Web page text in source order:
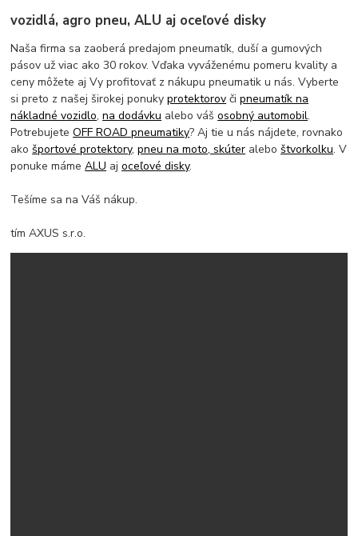
vozidlá, agro pneu, ALU aj oceľové disky
Naša firma sa zaoberá predajom pneumatík, duší a gumových
pásov už viac ako 30 rokov. Vďaka vyváženému pomeru kvality a
ceny môžete aj Vy profitovať z nákupu pneumatik u nás. Vyberte
si preto z našej širokej ponukyprotektorov čipneumatík na
nákladné vozidlo,na dodávku alebo vášosobný automobil.
PotrebujeteOFF ROAD pneumatiky? Aj tie u nás nájdete, rovnako
akošportové protektory,pneu na moto, skúter aleboštvorkolku. V
ponuke mámeALU ajoceľové disky.
Tešíme sa na Váš nákup.
tím AXUS s.r.o.